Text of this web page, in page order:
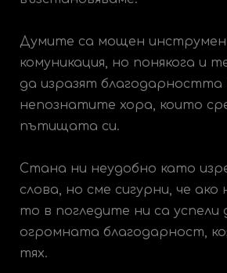
Думите са мощен
комуникация, но понякога и
да изразят благодарността
непознатите хора, които
пътищата си.
Стана ни неудобно като
слова, но сме сигурни, че
то в погледите ни са успели
огромната благодарност,
тях.